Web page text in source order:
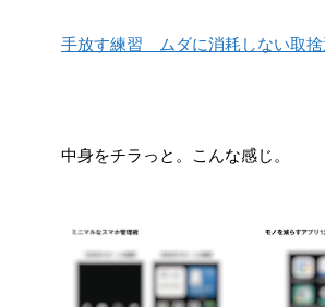
手放す練習 ムダに消耗しない取捨
中身をチラっと。こんな感じ。